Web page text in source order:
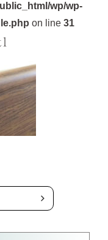
wp/wp-
on line 31